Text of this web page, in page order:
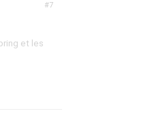
#7
et les